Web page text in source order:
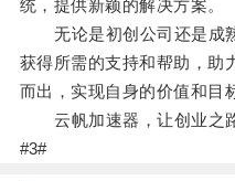
统，提供新颖的解决方案。
无论是初创公司还是成
获得所需的支持和帮助，助
而出，实现自身的价值和目
云帆加速器，让创业之路
#3#